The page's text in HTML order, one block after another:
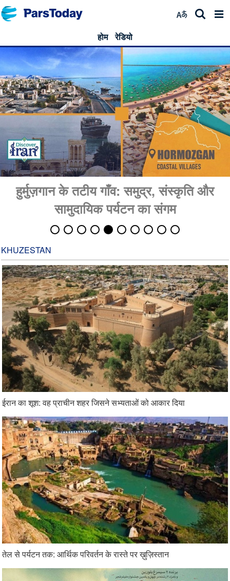
होम रेडियो
हुर्मुज़गान के तटीय गाँव: समुद्र, संस्कृति और
सामुदायिक पर्यटन का संगम
KHUZESTAN
ईरान का शूश: वह प्राचीन शहर जिसने सभ्यताओं को आकार दिया
तेल से पर्यटन तक: आर्थिक परिवर्तन के रास्ते पर ख़ुज़िस्तान